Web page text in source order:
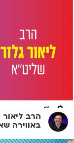
הרב
באווירה